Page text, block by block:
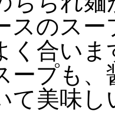
スのスー
く合いま
ープも
て美味し